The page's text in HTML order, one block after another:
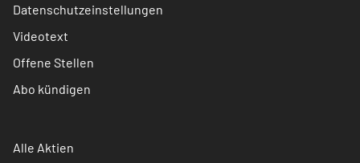
Datenschutzeinstellungen
Videotext
Offene Stellen
Abo kündigen
Alle Aktien